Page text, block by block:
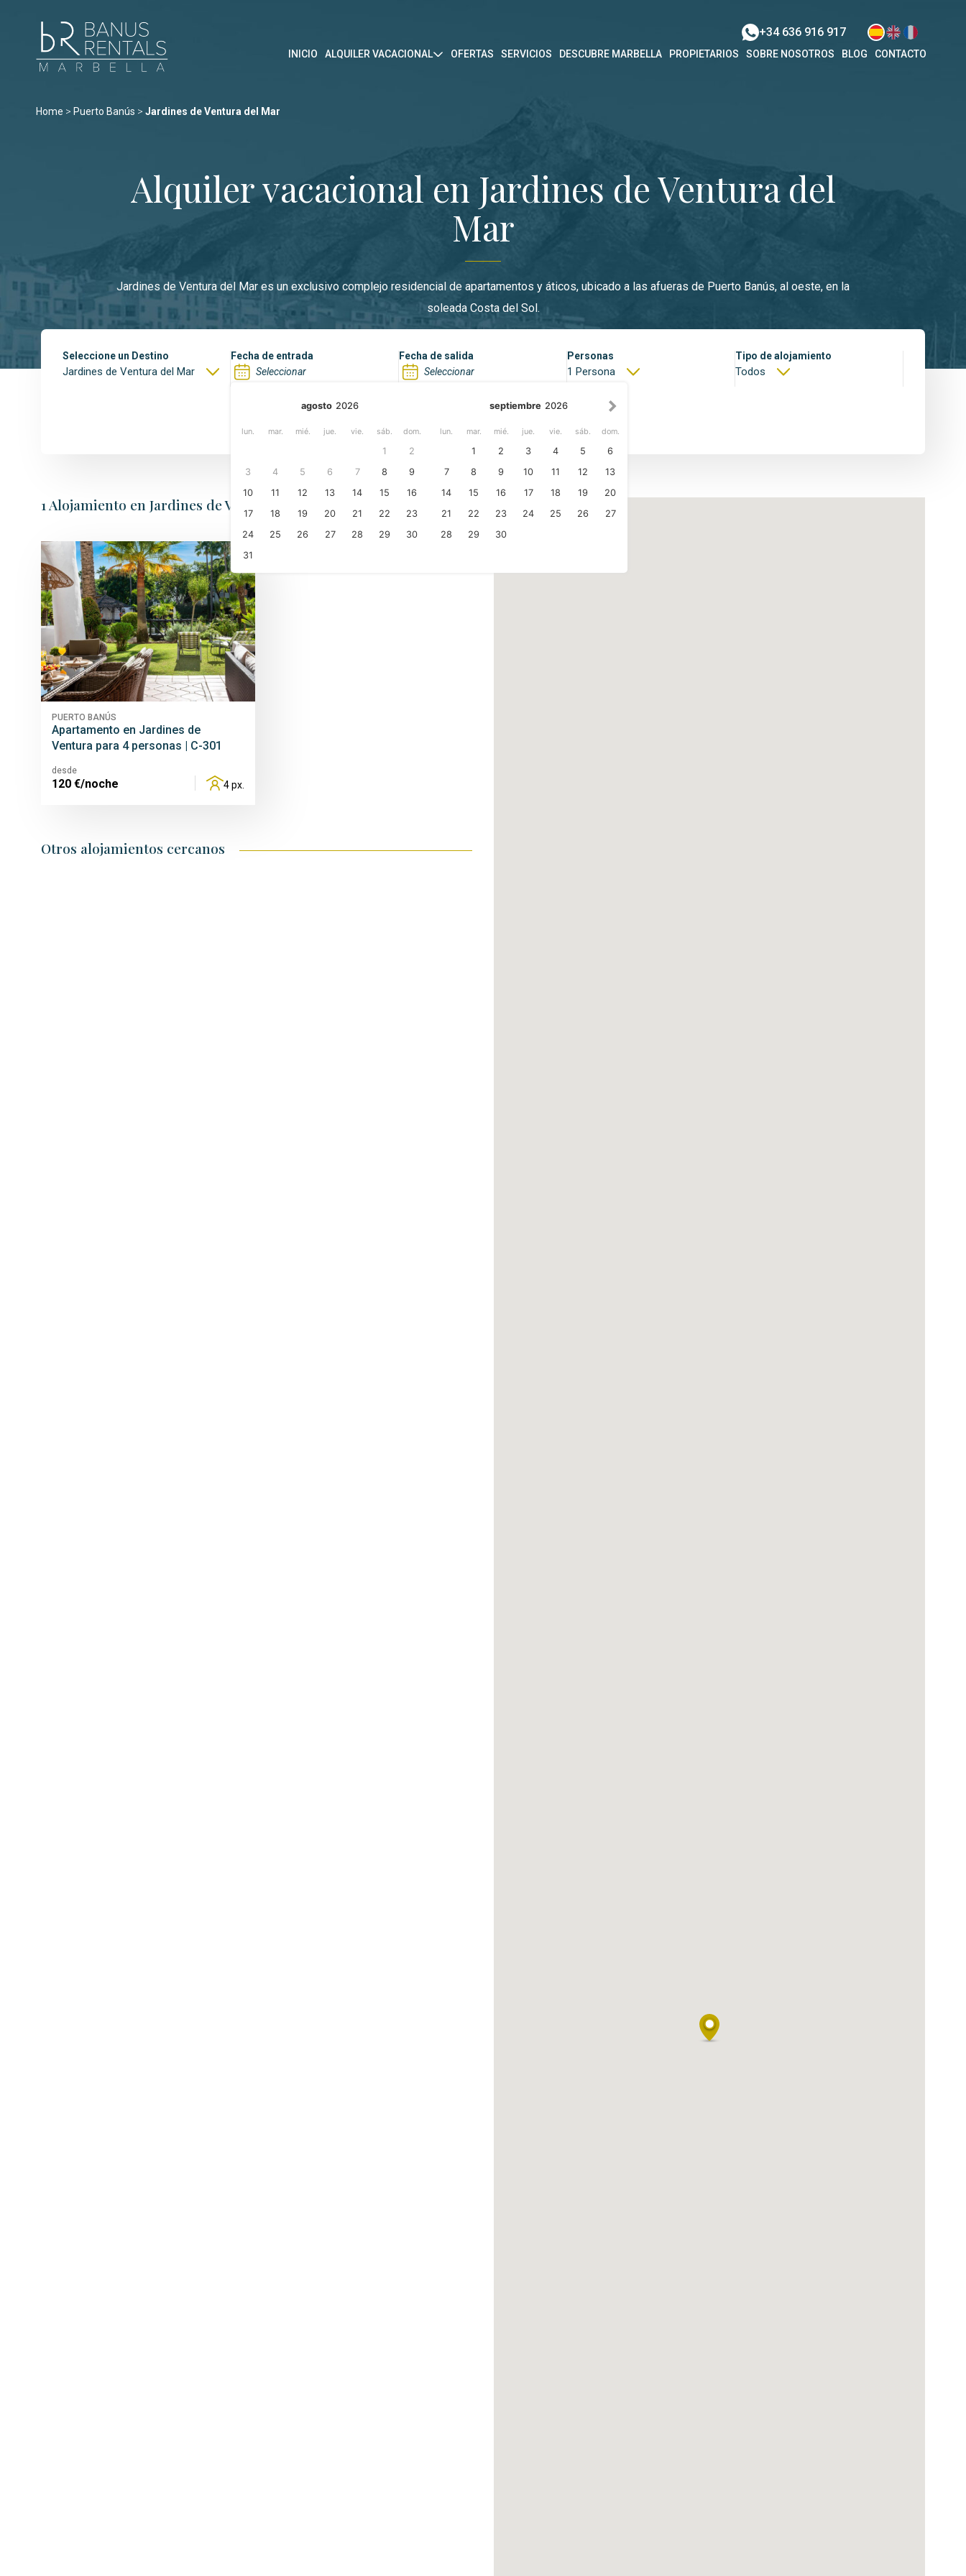
INICIO ALQUILER VACACIONAL
Las Gaviotas
Playa Rocío
Jardines de Ventura del Mar
Las Mimosas
Villa
Estudio
PUERTO BANÚS
desde
150€/noche
OFERTAS SERVICIOS DESCUBRE MARBELLA PROPIETARIOS SOBRE NOSOTROS BLOG CONTACTO
+34 636 916 917
Home > Puerto Banús > Jardines de Ventura del Mar
Alquiler vacacional en Jardines de Ventura del
Mar
Jardines de Ventura del Mar es un exclusivo complejo residencial de apartamentos y áticos, ubicado a las afueras de Puerto Banús, al oeste, en la
soleada Costa del Sol.
Seleccione un Destino
Jardines de Ventura del Mar
Fecha de entrada Fecha de salida Personas
1 Persona
Tipo de alojamiento
Todos
1 Alojamiento en Jardines de Ventura del Mar
PUERTO BANÚS
Apartamento en Jardines de
Ventura para 4 personas | C-301
desde
120 €/noche 4 px.
Otros alojamientos cercanos
agosto 2026
lun. mar. mié. jue. vie. sáb. dom.
1
2
3
4 5 6 7 8
9
10
11 12 13 14 15
16
17
18 19 20 21 22
23
24
25 26 27 28 29
30
31
septiembre 2026
lun. mar. mié. jue. vie. sáb. dom.
1 2 3 4 5
6
7
8 9 10 11 12
13
14
15 16 17 18 19
20
21
22 23 24 25 26
27
28
29 30